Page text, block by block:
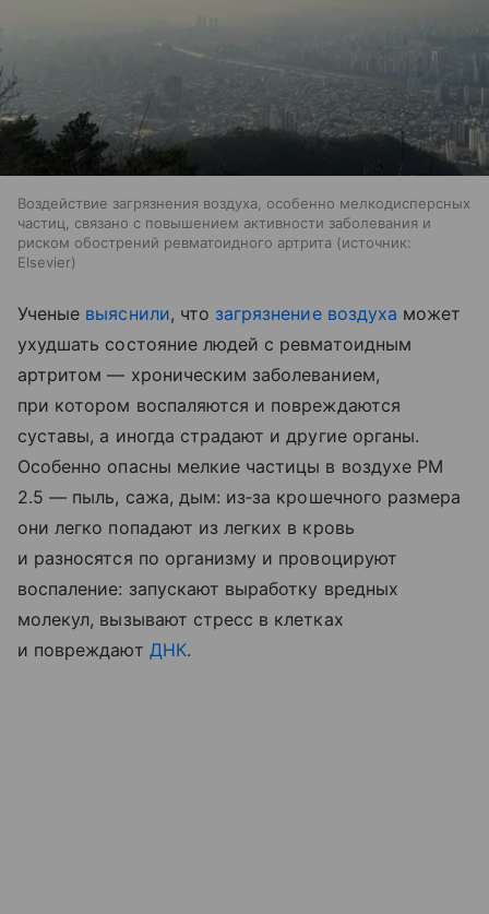
Воздействие загрязнения воздуха, особенно мелкодисперсных
частиц, связано с повышением активности заболевания и
риском обострений ревматоидного артрита
источник:
Elsevier
Ученые выяснили, что загрязнение воздуха может
ухудшать состояние людей с ревматоидным
артритом — хроническим заболеванием,
при котором воспаляются и повреждаются
суставы, а иногда страдают и другие органы.
Особенно опасны мелкие частицы в воздухе PM
2.5 — пыль, сажа, дым: из‑за крошечного размера
они легко попадают из легких в кровь
и разносятся по организму и провоцируют
воспаление: запускают выработку вредных
молекул, вызывают стресс в клетках
и повреждают ДНК.